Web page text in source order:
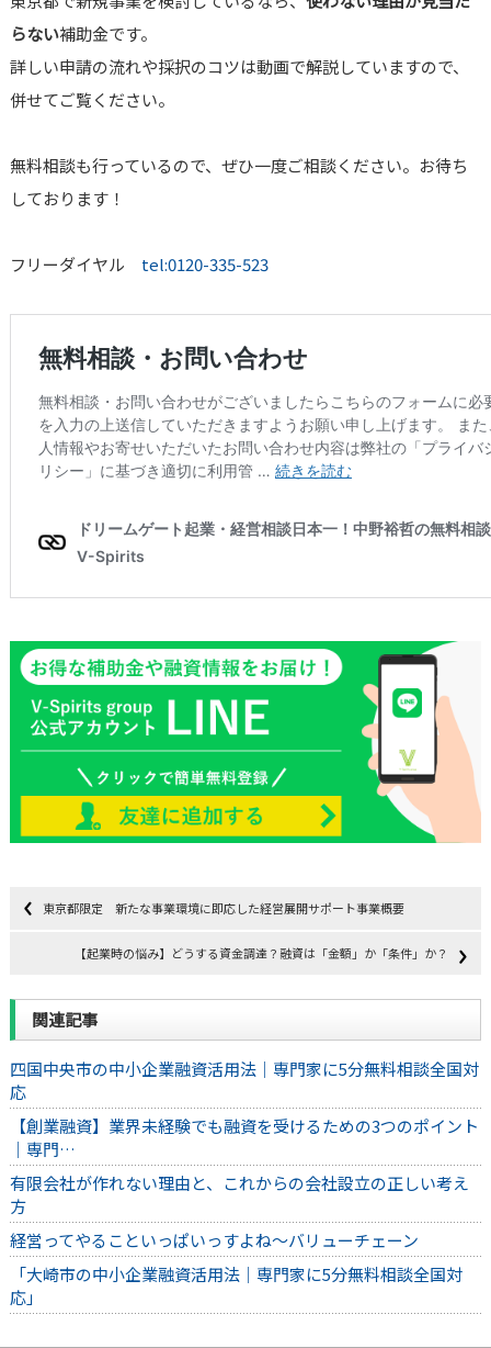
らない補助金です。
詳しい申請の流れや採択のコツは動画で解説していますので、
併せてご覧ください。
無料相談も行っているので、ぜひ一度ご相談ください。お待ち
しております！
フリーダイヤル tel:0120-335-523
東京都限定 新たな事業環境に即応した経営展開サポート事業概要
【起業時の悩み】どうする資金調達？融資は「金額」か「条件」か？
関連記事
四国中央市の中小企業融資活用法｜専門家に5分無料相談全国対
応
【創業融資】業界未経験でも融資を受けるための3つのポイント
｜専門…
有限会社が作れない理由と、これからの会社設立の正しい考え
方
経営ってやることいっぱいっすよね～バリューチェーン
「大崎市の中小企業融資活用法｜専門家に5分無料相談全国対
応」